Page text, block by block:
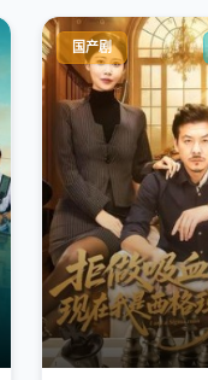
国产剧